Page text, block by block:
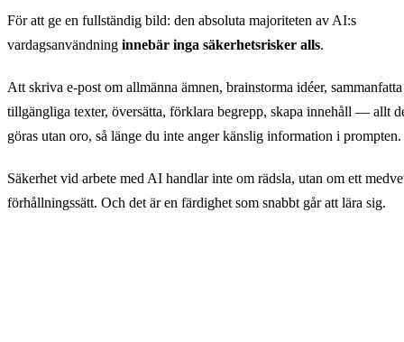
För att ge en fullständig bild: den absoluta majoriteten av AI:s
vardagsanvändning innebär inga säkerhetsrisker alls.
Att skriva e-post om allmänna ämnen, brainstorma idéer,
tillgängliga texter, översätta, förklara begrepp, skapa innehåll — allt
göras utan oro, så länge du inte anger känslig information i prompten.
Säkerhet vid arbete med AI handlar inte om rädsla, utan om ett
förhållningssätt. Och det är en färdighet som snabbt går att lära sig.